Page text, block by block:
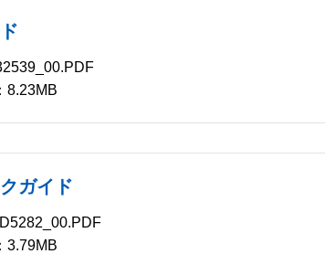
8.23MB
ガイド
3.79MB